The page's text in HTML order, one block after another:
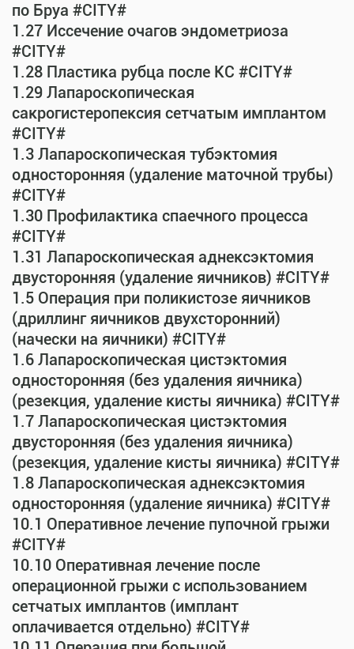
по Бруа #CITY#
1.27 Иссечение очагов эндометриоза
#CITY#
1.28 Пластика рубца после КС #CITY#
1.29 Лапароскопическая
сакрогистеропексия сетчатым имплантом
#CITY#
1.3 Лапароскопическая тубэктомия
односторонняя (удаление маточной трубы)
#CITY#
1.30 Профилактика спаечного процесса
#CITY#
1.31 Лапароскопическая аднексэктомия
двусторонняя (удаление яичников) #CITY#
1.5 Операция при поликистозе яичников
(дриллинг яичников двухсторонний)
(начески на яичники) #CITY#
1.6 Лапароскопическая цистэктомия
односторонняя (без удаления яичника)
(резекция, удаление кисты яичника) #CITY#
1.7 Лапароскопическая цистэктомия
двусторонняя (без удаления яичника)
(резекция, удаление кисты яичника) #CITY#
1.8 Лапароскопическая аднексэктомия
односторонняя (удаление яичника) #CITY#
10.1 Оперативное лечение пупочной грыжи
#CITY#
10.10 Оперативная лечение после
операционной грыжи с использованием
сетчатых имплантов (имплант
оплачивается отдельно) #CITY#